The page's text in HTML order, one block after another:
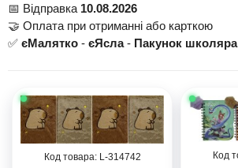
📅 Відправка 10.08.2026
🤝 Оплата при отриманні або карткою
✅ єМалятко - єЯсла- Пакунок школяра
314742